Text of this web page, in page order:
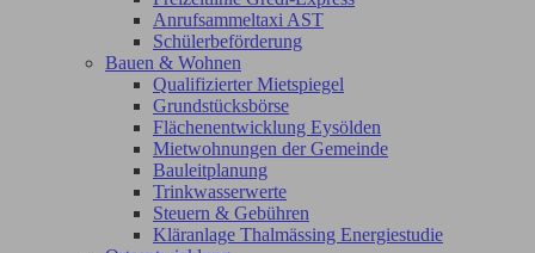
Anrufsammeltaxi AST
Schülerbeförderung
Bauen & Wohnen
Qualifizierter Mietspiegel
Grundstücksbörse
Flächenentwicklung Eysölden
Mietwohnungen der Gemeinde
Bauleitplanung
Trinkwasserwerte
Steuern & Gebühren
Kläranlage Thalmässing Energiestudie